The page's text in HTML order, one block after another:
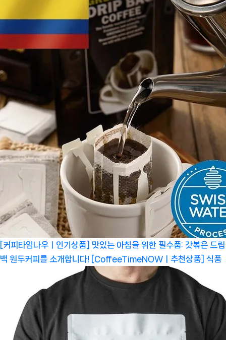
[커피타임나우ㅣ인기상품] 맛있는 아침을 위한 필수품: 갓볶은 드립
백 원두커피를 소개합니다! [CoffeeTimeNOWㅣ추천상품] 식품